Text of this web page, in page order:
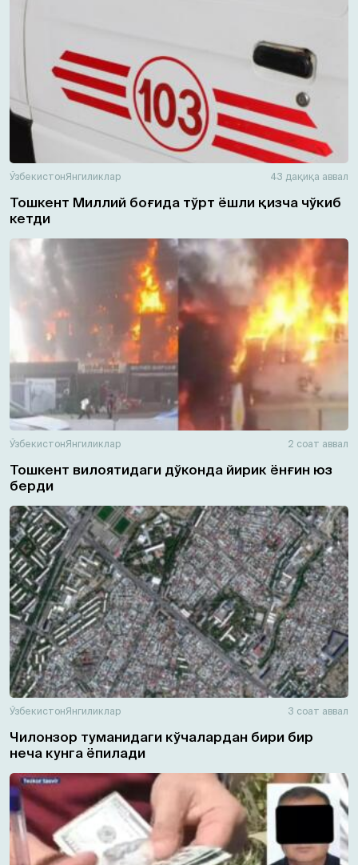
ЎзбекистонЯнгиликлар 43 дақиқа аввал
Тошкент Миллий боғида тўрт ёшли қизча чўкиб
кетди
ЎзбекистонЯнгиликлар 2 соат аввал
Тошкент вилоятидаги дўконда йирик ёнғин юз
берди
ЎзбекистонЯнгиликлар 3 соат аввал
Чилонзор туманидаги кўчалардан бири бир
неча кунга ёпилади